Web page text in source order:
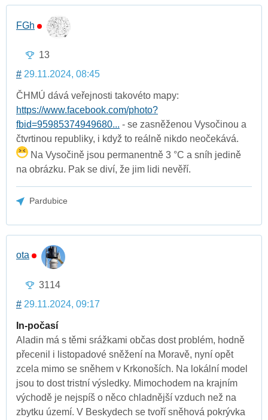
FGh
13
# 29.11.2024, 08:45
ČHMÚ dává veřejnosti takovéto mapy:
https://www.facebook.com/photo?
fbid=95985374949680... - se zasněženou Vysočinou a
čtvrtinou republiky, i když to reálně nikdo neočekává.
Na Vysočině jsou permanentně 3 °C a sníh jedině
na obrázku. Pak se diví, že jim lidi nevěří.
Pardubice
ota
3114
# 29.11.2024, 09:17
In-počasí
Aladin má s těmi srážkami občas dost problém, hodně
přecenil i listopadové sněžení na Moravě, nyní opět
zcela mimo se sněhem v Krkonoších. Na lokální model
jsou to dost tristní výsledky. Mimochodem na krajním
východě je nejspíš o něco chladnější vzduch než na
zbytku území. V Beskydech se tvoří sněhová pokrývka